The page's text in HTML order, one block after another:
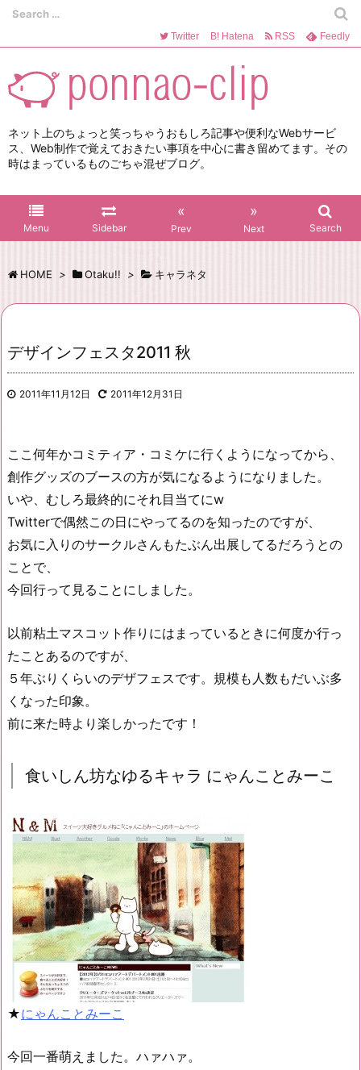
ネット上のちょっと笑っちゃうおもしろ記事や便利なWebサービ
ス、Web制作で覚えておきたい事項を中心に書き留めてます。その
時はまっているものごちゃ混ぜブログ。
Menu Sidebar
«
Prev
»
Next Search
Twitter B! Hatena RSS Feedly
HOME > Otaku!! > キャラネタ
デザインフェスタ2011 秋
2011年11月12日 2011年12月31日
ここ何年かコミティア・コミケに行くようになってから、
創作グッズのブースの方が気になるようになりました。
いや、むしろ最終的にそれ目当てにw
Twitterで偶然この日にやってるのを知ったのですが、
お気に入りのサークルさんもたぶん出展してるだろうとの
ことで、
今回行って見ることにしました。
以前粘土マスコット作りにはまっているときに何度か行っ
たことあるのですが、
５年ぶりくらいのデザフェスです。規模も人数もだいぶ多
くなった印象。
前に来た時より楽しかったです！
食いしん坊なゆるキャラ にゃんことみーこ
★にゃんことみーこ
今回一番萌えました。ハァハァ。